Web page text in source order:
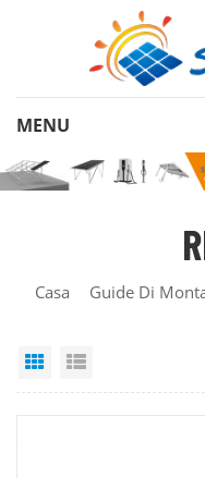
Casa Guide Di
Grid View